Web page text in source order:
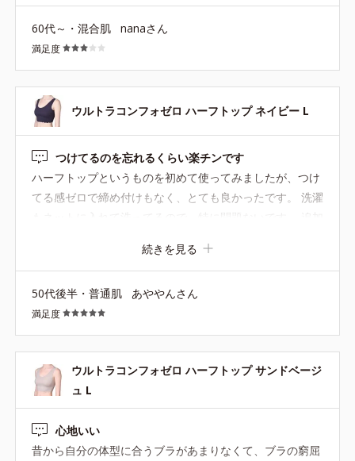
なのが苦手なタイプなので… ぴったりなのが好きな人には
とても良い商品だと思います。
60代～・混合肌 nanaさん
満足度
ウルトラコンフォゼロ ハーフトップ ネイビー L
つけてるのを忘れるくらい楽チンです
ハーフトップというものを初めて使ってみましたが、つけ
てる感ゼロで締め付けもなく、とても良かったです。 洗濯
もネットに入れて洗ってるので、特に問題ないです。 追加
続きを見る
50代後半・普通肌 あややんさん
満足度
ウルトラコンフォゼロ ハーフトップ サンドベージ
ュ L
心地いい
昔から自分の体型に合うブラがあまりなくて、ブラの窮屈